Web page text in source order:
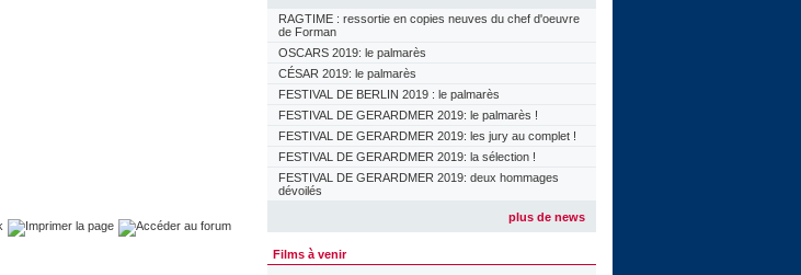
RAGTIME : ressortie en copies neuves du chef d'oeuvre
de Forman
OSCARS 2019: le palmarès
CÉSAR 2019: le palmarès
FESTIVAL DE BERLIN 2019 : le palmarès
FESTIVAL DE GERARDMER 2019: le palmarès !
FESTIVAL DE GERARDMER 2019: les jury au complet !
FESTIVAL DE GERARDMER 2019: la sélection !
FESTIVAL DE GERARDMER 2019: deux hommages
dévoilés
plus de news
Films à venir